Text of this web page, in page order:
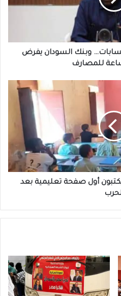
وبنك السودان يفرض
يكتبون أول صفحة تعليمية بعد